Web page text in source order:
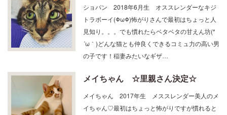
ショパン 2018年6月生 オススレンダーなキジ
トラボーイ(ΦωΦ)怖がりさんで最初はちょっと人
見知り。。。でも慣れたらベタベタの甘えん坊(*
´ω｀)どんな猫とも仲良くできるコミュ力の高い男
の子です！稲妻みたいなギザ…
メイちゃん ☆里親さん決定☆
メイちゃん 2017年生 メススレンダー美人のメ
イちゃん♡最初はちょっと怖がりですが慣れると